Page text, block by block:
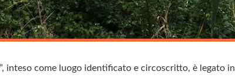
inteso come luogo identificato e circoscritto, è legato